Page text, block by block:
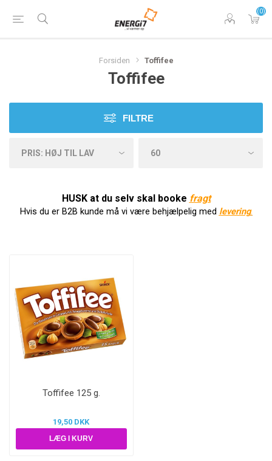
(0)
Forsiden Toffifee
Toffifee
FILTRE
HUSK at du selv skal booke fragt
Hvis du er B2B kunde må vi være behjælpelig med levering.
Toffifee 125 g.
19,50 DKK